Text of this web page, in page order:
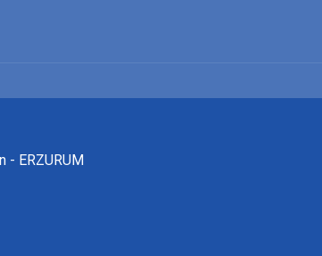
- ERZURUM